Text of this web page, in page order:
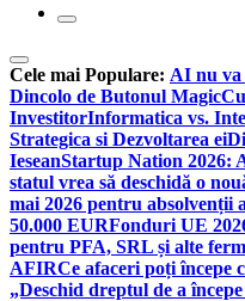
Cele mai Populare: AI nu
Dincolo de Butonul Magic
InvestitorInformatica vs.
Strategica si Dezvoltarea ei
IeseanStartup Nation 2026:
statul vrea să deschidă o
mai 2026 pentru absolvenții
50.000 EURFonduri UE
pentru PFA, SRL și alte
AFIRCe afaceri poți începe
„Deschid dreptul de a